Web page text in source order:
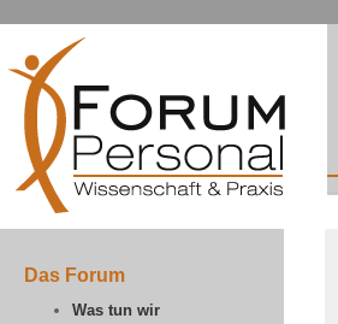
Das Forum
Was tun wir